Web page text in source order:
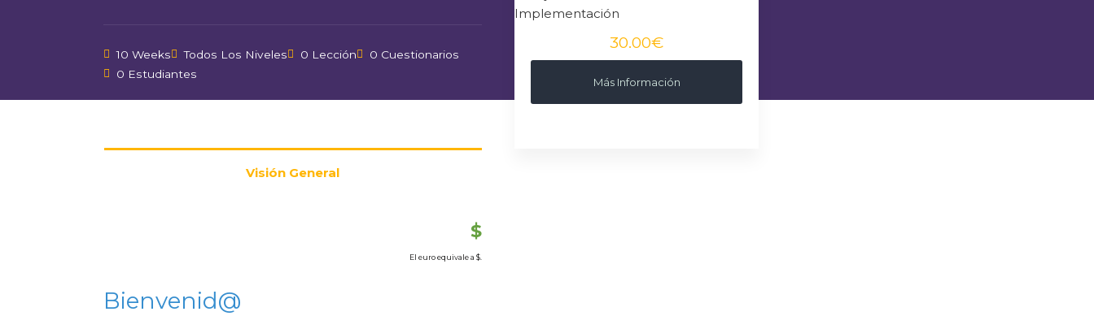
10 Weeks Todos Los Niveles 0 Lección
0 Cuestionarios
0 Estudiantes
Visión General
$
El euro equivale a $.
Bienvenid@
30.00€
Más Información